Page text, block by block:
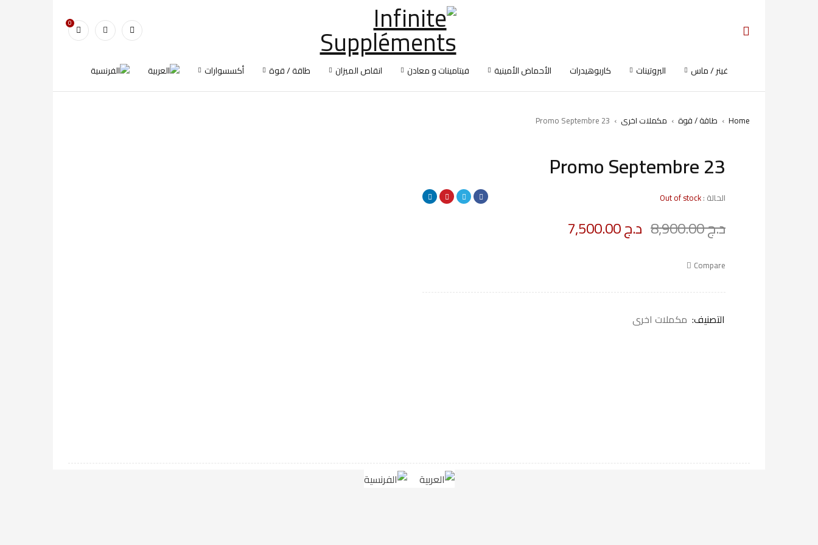
0
غينر / ماس البروتينات كاربوهيدرات الأحماض الأمينية فيتامينات و معادن انقاص الميزان طاقة / قوة أكسسوارات
Home
› طاقة / قوة › مكملات اخرى ›
Promo Septembre 23
SOLD OUT
Promo Septembre 23
الحالة :Out of stock
Deals ends in:د.ج8,900.00 د.ج
Compare
التصنيف: مكملات اخرى